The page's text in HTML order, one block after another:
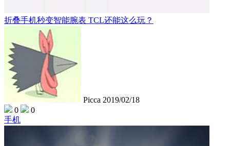
折叠手机秒变智能腕表 TCL还能这么玩？
Picca 2019/02/18
0
0
手机